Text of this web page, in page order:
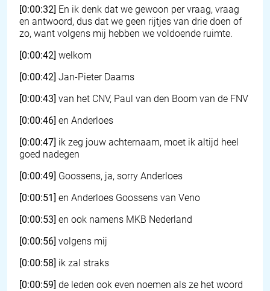
[0:00:32] En ik denk dat we gewoon per vraag, vraag
en antwoord, dus dat we geen rijtjes van drie doen of
zo, want volgens mij hebben we voldoende ruimte.
[0:00:42] welkom
[0:00:42] Jan-Pieter Daams
[0:00:43] van het CNV, Paul van den Boom van de FNV
[0:00:46] en Anderloes
[0:00:47] ik zeg jouw achternaam, moet ik altijd heel
goed nadegen
[0:00:49] Goossens, ja, sorry Anderloes
[0:00:51] en Anderloes Goossens van Veno
[0:00:53] en ook namens MKB Nederland
[0:00:56] volgens mij
[0:00:58] ik zal straks
[0:00:59] de leden ook even noemen als ze het woord